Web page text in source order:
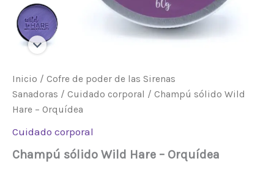
Inicio / Cofre de poder de las Sirenas
Sanadoras / Cuidado corporal / Champú sólido Wild
Hare – Orquídea
Cuidado corporal
Champú sólido Wild Hare – Orquídea